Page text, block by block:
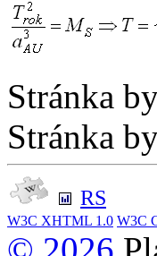
Stránka
Stránka
RS
W3C XHTML 1.0 W3C